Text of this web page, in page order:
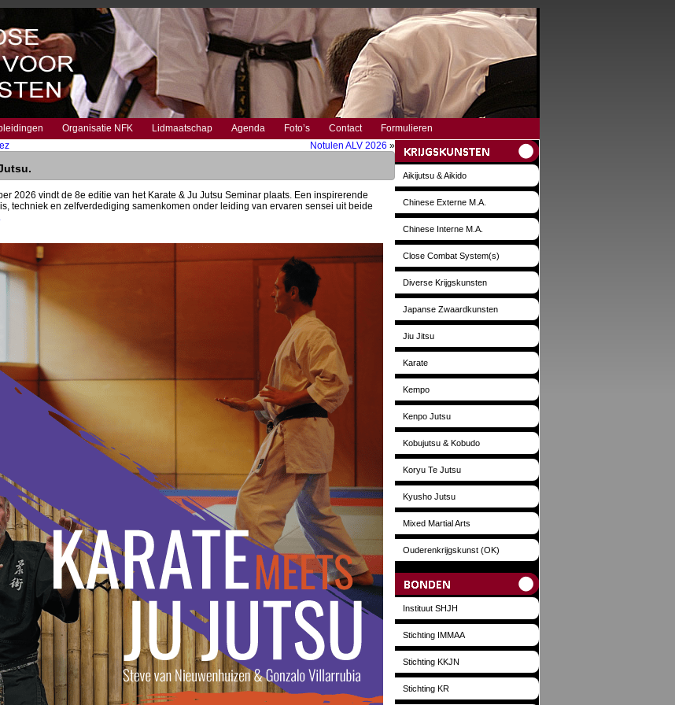
Organisatie NFK Lidmaatschap Agenda Foto’s Contact
Formulieren
Notulen ALV 2026 »
2026 vindt de 8e editie van het Karate & Ju Jutsu Seminar plaats. Een inspirerende
techniek en zelfverdediging samenkomen onder leiding van ervaren sensei uit beide
Aikijutsu & Aikido
Chinese Externe M.A.
Chinese Interne M.A.
Close Combat System(s)
Diverse Krijgskunsten
Japanse Zwaardkunsten
Jiu Jitsu
Karate
Kempo
Kenpo Jutsu
Kobujutsu & Kobudo
Koryu Te Jutsu
Kyusho Jutsu
Mixed Martial Arts
Ouderenkrijgskunst (OK)
Instituut SHJH
Stichting IMMAA
Stichting KKJN
Stichting KR